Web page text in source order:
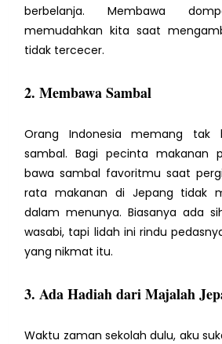
berbelanja.Membawa
memudahkan kita saat
tidak tercecer.
2. Membawa Sambal
Orang Indonesia memang tak
sambal. Bagi pecinta makanan
bawa sambal favoritmu saat
rata makanan di Jepang tidak
dalam menunya. Biasanya ada
wasabi, tapi lidah ini rindu
yang nikmat itu.
3. Ada Hadiah dari Majalah
Waktu zaman sekolah dulu, aku